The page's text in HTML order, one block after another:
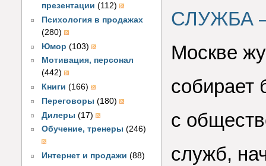
презентации (112)
Психология в продажах
(280)
Юмор (103)
Мотивация, персонал
(442)
Книги (166)
Переговоры (180)
Дилеры (17)
Обучение, тренеры (246)
Интернет и продажи (88)
СЛУЖБА
Москве
собирает
с
служб,